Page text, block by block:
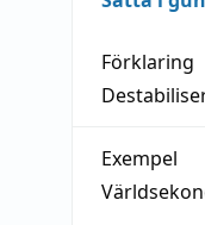
Förklaring
Exempel